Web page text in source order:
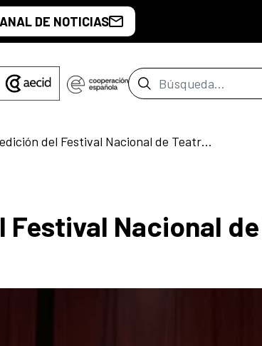
DE NOTICIAS
Barra de
9ª edición del Festival Nacional de Teatro Escolar (FETES)
Festival Nacional